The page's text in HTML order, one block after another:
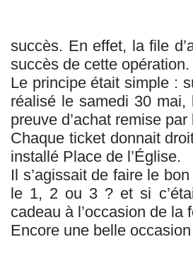
succès. En effet, la file
succès de cette opération.
Le principe était simple :
réalisé le samedi 30
preuve d’achat remise
Chaque ticket donnait
installé Place de l’Église.
Il s’agissait de faire le
le 1, 2 ou 3 ? et si
cadeau à l’occasion de la
Encore une belle